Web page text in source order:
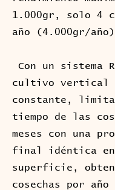
1.000gr, solo 4
año (4.000gr/
Con un sistema
cultivo vertical
constante,
tiempo de las
meses con una
final idéntica en
superficie,
cosechas por